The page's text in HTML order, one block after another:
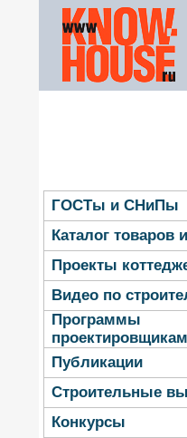
ГОСТы и СНиПы
Каталог товаров
Проекты
Видео по
Программы
проектировщикам
Публикации
Строительные
Конкурсы